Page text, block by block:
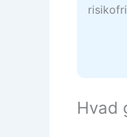
Hvad